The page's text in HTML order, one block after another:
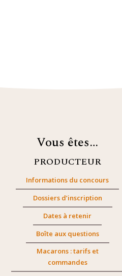
Vous êtes…
PRODUCTEUR
Informations du concours
Dossiers d’inscription
Dates à retenir
Boîte aux questions
Macarons : tarifs et
commandes